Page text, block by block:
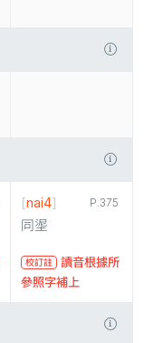
P.375
[nai4]
同埿
校訂註
讀音根據所
參照字補上